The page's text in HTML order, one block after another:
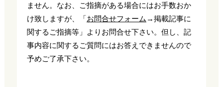
ません。なお、ご指摘がある場合にはお手数おか
け致しますが、「お問合せフォーム →掲載記事に
関するご指摘等」よりお問合せ下さい。但し、記
事内容に関するご質問にはお答えできませんので
予めご了承下さい。